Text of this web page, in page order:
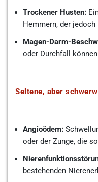
Trockener Husten:
Hemmern, der
Magen-Darm-
oder Durchfall
Seltene, aber
Angioödem:
oder der Zunge, die
bestehenden